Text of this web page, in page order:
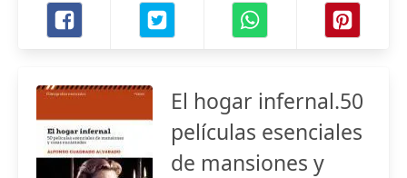
El hogar infernal.50
películas esenciales
de mansiones y